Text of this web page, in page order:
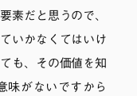
素だと思うので、
いかなくてはいけ
も、その価値を知
味がないですから